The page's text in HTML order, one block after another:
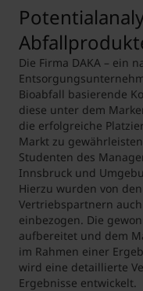
Die Firma DAKA – ein
Bioabfall basierende
diese unter dem
die erfolgreiche
Markt zu
Studenten des
Innsbruck und
Hierzu wurden von
Vertriebspartnern
einbezogen. Die
aufbereitet und dem
im Rahmen einer
wird eine detaillierte
Ergebnisse entwickelt.